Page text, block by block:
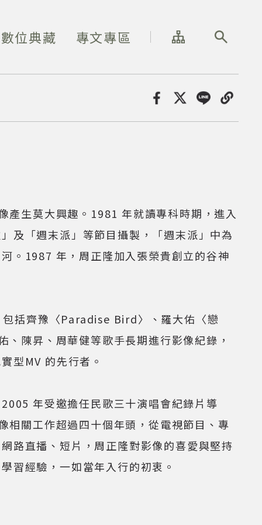
數位典藏 專文專區
產生莫大興趣。1981 年就讀專科時期，進入
及「週末派」等節目攝製，「週末派」中為
。1987 年，周正隆加入張榮貴創立的谷神
括齊豫〈Paradise Bird〉、羅大佑〈戀
陳昇、周華健等歌手長期進行影像紀錄，
型MV 的先行者。
年受邀擔任民歌三十演唱會紀錄片導
相關工作超過四十個年頭，從電視節目、專
路直播、短片，周正隆對影像的喜愛與堅持
習經驗，一如當年入行的初衷。